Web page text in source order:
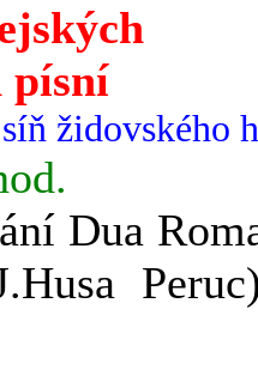
písní
židovského
Dua